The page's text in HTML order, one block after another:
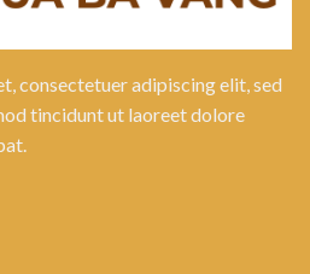
consectetuer adipiscing elit, sed
tincidunt ut laoreet dolore